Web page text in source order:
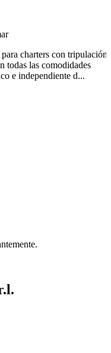
charters con tripulación
todas las comodidades
e independiente d...